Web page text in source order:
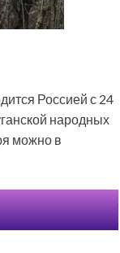
Россией с 24
народных
можно в